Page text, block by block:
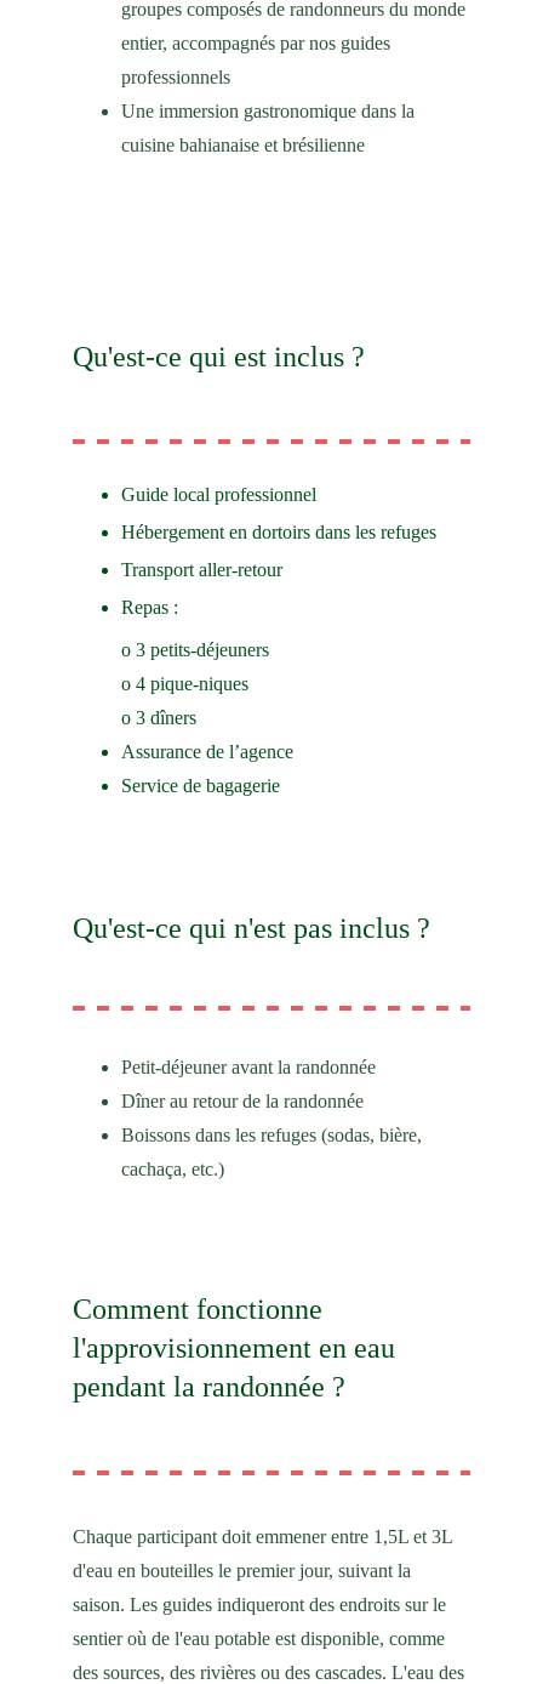
groupes composés de randonneurs du monde
entier, accompagnés par nos guides
professionnels
Une immersion gastronomique dans la
cuisine bahianaise et brésilienne
Qu'est-ce qui n'est pas inclus ?
Guide local professionnel
Hébergement en dortoirs dans les refuges
Transport aller-retour
Repas :
o 3 petits-déjeuners
o 4 pique-niques
o 3 dîners
Assurance de l’agence
Service de bagagerie
Qu'est-ce qui est inclus ?
Petit-déjeuner avant la randonnée
Dîner au retour de la randonnée
Boissons dans les refuges (sodas, bière,
cachaça, etc.)
Comment fonctionne
l'approvisionnement en eau
pendant la randonnée ?
Chaque participant doit emmener entre 1,5L et 3L
d'eau en bouteilles le premier jour, suivant la
saison. Les guides indiqueront des endroits sur le
sentier où de l'eau potable est disponible, comme
des sources, des rivières ou des cascades. L'eau des